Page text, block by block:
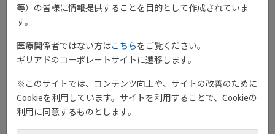
ジセレカ ® 錠を服用するにあたって、主治医は問診や血液検査を実
施します1) 。
主な確認事項はご覧のとおりです
等）の皆様に情報提供することを目的として作成されていま
す。
医療関係者ではない方はこちらをご覧ください。
ギリアドのコーポレートサイトに遷移します。
※このサイトでは、コンテンツ向上や、サイトの改善のために
Cookieを利用しています。サイトを利用することで、Cookieの
利用に同意するものとします。